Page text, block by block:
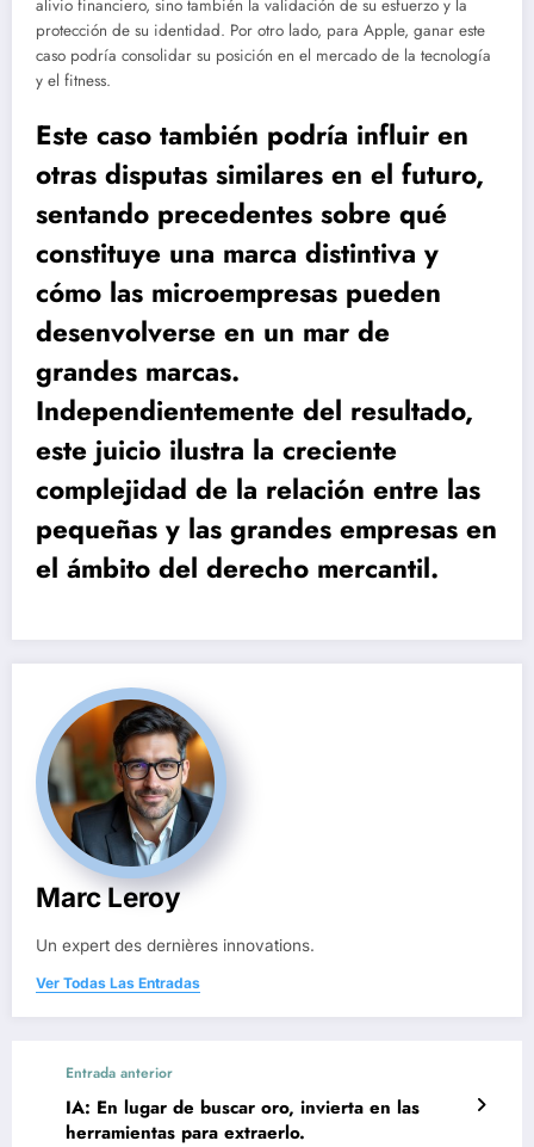
alivio financiero, sino también la validación de su esfuerzo y la
protección de su identidad. Por otro lado, para Apple, ganar este
caso podría consolidar su posición en el mercado de la tecnología
y el fitness.
Este caso también podría influir en
otras disputas similares en el futuro,
sentando precedentes sobre qué
constituye una marca distintiva y
cómo las microempresas pueden
desenvolverse en un mar de
grandes marcas.
Independientemente del resultado,
este juicio ilustra la creciente
complejidad de la relación entre las
pequeñas y las grandes empresas en
el ámbito del derecho mercantil.
Marc Leroy
Un expert des dernières innovations.
Ver Todas Las Entradas
Entrada anterior
IA: En lugar de buscar oro, invierta en las
herramientas para extraerlo.